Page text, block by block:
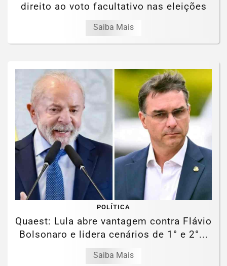
direito ao voto facultativo nas eleições
Saiba Mais
POLÍTICA
Quaest: Lula abre vantagem contra Flávio
Bolsonaro e lidera cenários de 1° e 2°...
Saiba Mais